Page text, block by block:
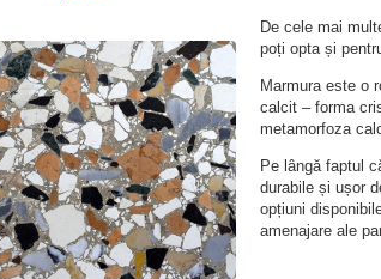
De cele mai
poți opta și
Marmura este o
calcit – forma
metamorfoza
Pe lângă faptul
durabile și ușor
opțiuni
amenajare ale